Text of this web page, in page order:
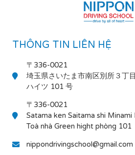
THÔNG TIN LIÊN HỆ
〒336-0021
埼玉県さいたま市南区別所３丁
ハイツ 101 号
〒336-0021
Satama ken Saitama shi
Toà nhà Green hight phòng 101
nippondrivingschool@gmail.com